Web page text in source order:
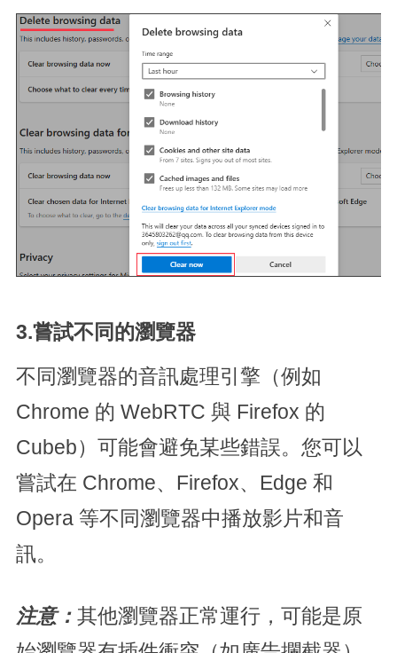
3.嘗試不同的瀏覽器
不同瀏覽器的音訊處理引擎（例如
Chrome 的 WebRTC 與 Firefox 的
Cubeb）可能會避免某些錯誤。您可以
嘗試在 Chrome、Firefox、Edge 和
Opera 等不同瀏覽器中播放影片和音
訊。
注意： 其他瀏覽器正常運行，可能是原